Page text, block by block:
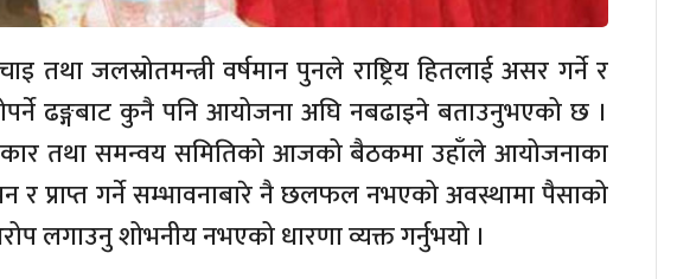
तथा जलस्रोतमन्त्री वर्षमान पुनले राष्ट्रिय हितलाई असर गर्ने र
ढङ्गबाट कुनै पनि आयोजना अघि नबढाइने बताउनुभएको छ ।
सरोकार तथा समन्वय समितिको आजको बैठकमा उहाँले आयोजनाका
प्राप्त गर्ने सम्भावनाबारे नै छलफल नभएको अवस्थामा पैसाको
लगाउनु शोभनीय नभएको धारणा व्यक्त गर्नुभयो ।